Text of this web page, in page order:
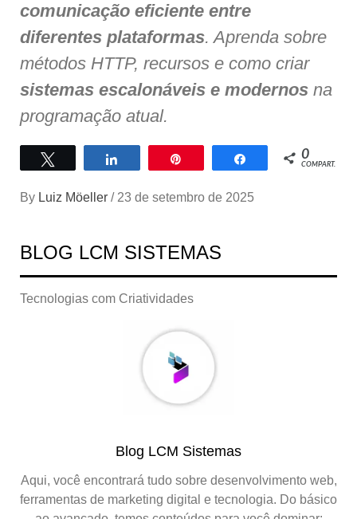
comunicação eficiente entre
diferentes plataformas. Aprenda sobre
métodos HTTP, recursos e como criar
sistemas escalonáveis e modernos na
programação atual.
Compartilhar Compartilhar
0
COMPART.
By Luiz Möeller / 23 de setembro de 2025
BLOG LCM SISTEMAS
Tecnologias com Criatividades
Blog LCM Sistemas
Aqui, você encontrará tudo sobre desenvolvimento web,
ferramentas de marketing digital e tecnologia. Do básico